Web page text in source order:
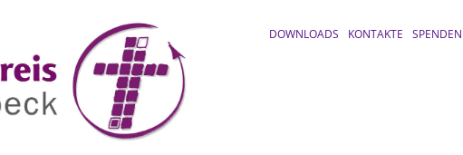
DOWNLOADS KONTAKTE SPENDEN